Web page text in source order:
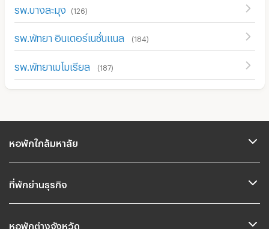
รพ.บางละมุง (126)
รพ.พัทยา อินเตอร์เนชั่นแนล (184 )
รพ.พัทยาเมโมเรียล (187)
หอพักใกล้มหาลัย
ที่พักย่านธุรกิจ
หอพักต่างจังหวัด